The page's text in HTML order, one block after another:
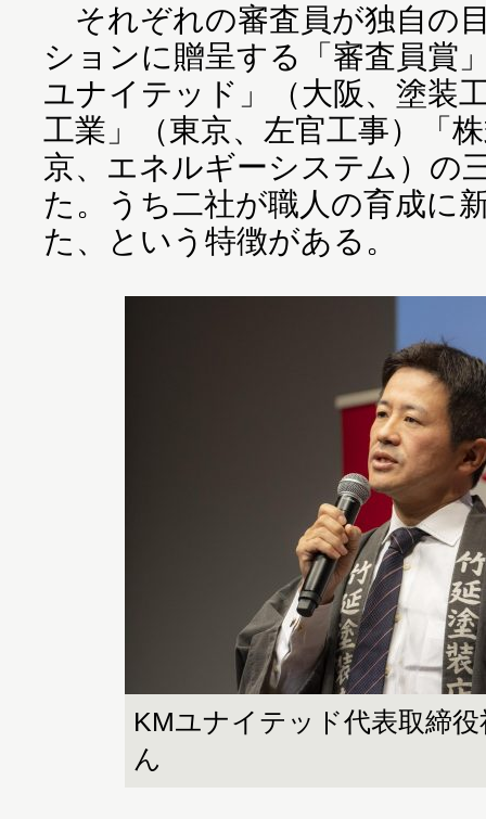
それぞれの審査員が独自の
ションに贈呈する「審査員賞
ユナイテッド」（大阪、塗装
工業」（東京、左官工事）「
京、エネルギーシステム）の
た。うち二社が職人の育成に
た、という特徴がある。
KMユナイテッド代表取締
ん